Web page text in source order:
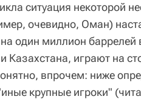
ситуация некоторой
очевидно, Оман)
один миллион баррелей
Казахстана, играют на
впрочем: ниже
крупные игроки"